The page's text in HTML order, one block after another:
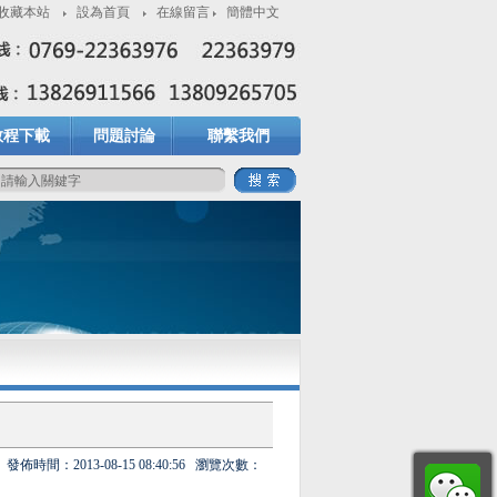
藏本站 設為首頁 在線留言 簡體中文
程下載 問題討論 聯繫我們
發佈時間： 2013-08-15 08:40:56 瀏覽次數：